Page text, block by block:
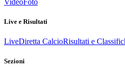
Live e Risultati
LiveDiretta CalcioRisultati e
Sezioni